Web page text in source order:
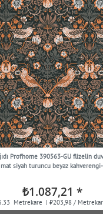
Profhome 390563-GU flizelin
siyah turuncu beyaz
₺1.087,21 *
Metrekare | ₺203,98 /